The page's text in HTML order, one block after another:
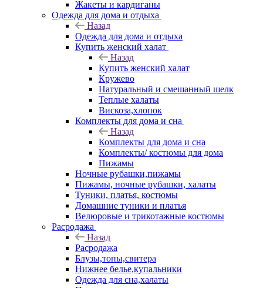
Жакеты и кардиганы
Одежда для дома и отдыха
Назад
Одежда для дома и отдыха
Купить женский халат
Назад
Купить женский халат
Кружево
Натуральный и смешанный шелк
Теплые халаты
Вискоза,хлопок
Комплекты для дома и сна
Назад
Комплекты для дома и сна
Комплекты/ костюмы для дома
Пижамы
Ночные рубашки,пижамы
Пижамы, ночные рубашки, халаты
Туники, платья, костюмы
Домашние туники и платья
Велюровые и трикотажные костюмы
Расродажа
Назад
Расродажа
Блузы,топы,свитера
Нижнее белье,купальники
Одежда для сна,халаты